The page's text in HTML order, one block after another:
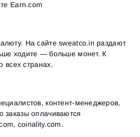
Earn.com
На сайте sweatco.in раздают
ходите — больше монет. К
всех странах.
контент-менеджеров,
оплачиваются
coinality.com.